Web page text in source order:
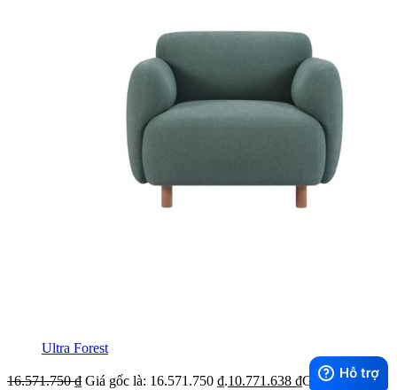
Ultra Forest
16.571.750₫ Giá gốc là: 16.571.750 ₫.10.771.638 ₫Giá hiện tại là: